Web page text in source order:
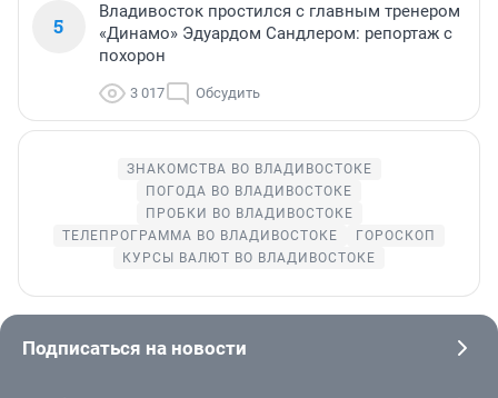
5
Владивосток простился с главным тренером
«Динамо» Эдуардом Сандлером: репортаж с
похорон
3 017 Обсудить
ЗНАКОМСТВА ВО ВЛАДИВОСТОКЕ
ПОГОДА ВО ВЛАДИВОСТОКЕ
ПРОБКИ ВО ВЛАДИВОСТОКЕ
ТЕЛЕПРОГРАММА ВО ВЛАДИВОСТОКЕ
ГОРОСКОП
КУРСЫ ВАЛЮТ ВО ВЛАДИВОСТОКЕ
Подписаться на новости